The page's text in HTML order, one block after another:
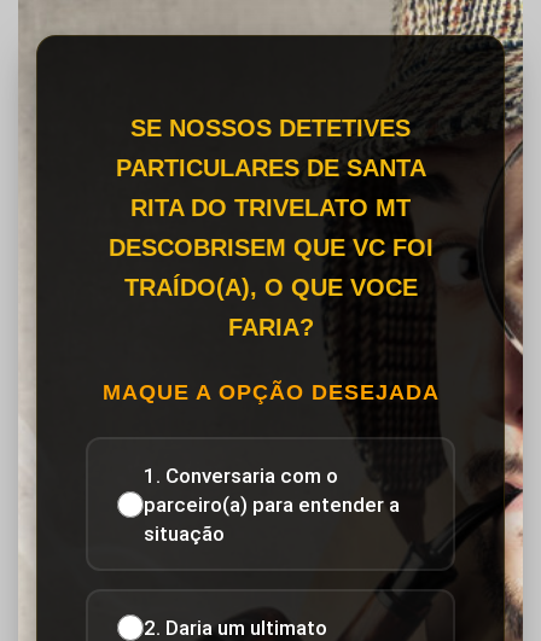
SE NOSSOS DETETIVES
PARTICULARES DE SANTA
RITA DO TRIVELATO MT
DESCOBRISEM QUE VC FOI
TRAÍDO(A), O QUE VOCE
FARIA?
MAQUE A OPÇÃO DESEJADA
1. Conversaria com o
parceiro(a) para entender a
situação
2. Daria um ultimato